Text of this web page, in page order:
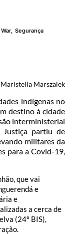
,Segurança
Maristella Marszalek
indígenas no
destino à cidade
interministerial
Justiça partiu de
militares da
para a Covid-19,
que vai
e
e
a cerca de
(24º BIS),